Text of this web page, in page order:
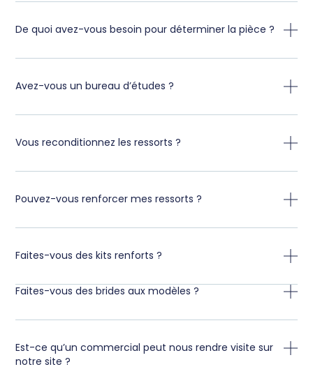
De quoi avez-vous besoin pour déterminer la pièce ?
Avez-vous un bureau d’études ?
Vous reconditionnez les ressorts ?
Pouvez-vous renforcer mes ressorts ?
Faites-vous des kits renforts ?
Faites-vous des brides aux modèles ?
Est-ce qu’un commercial peut nous rendre visite sur
notre site ?